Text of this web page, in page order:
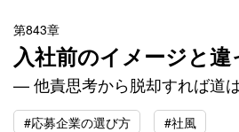
第843章
入社前のイメージと
— 他責思考から脱却すれば道
#応募企業の選び方 #社風